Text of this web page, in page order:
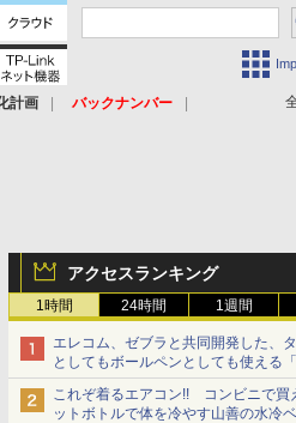
計画
バックナンバー
アクセスランキング
1時間 24時間 1週間
エレコム、ゼブラと共同開発した、
としてもボールペンとしても使える
スツーウェイ」発売 iPadにも紙に
えずに書き込める
これぞ着るエアコン!! コンビニで買
ットボトルで体を冷やす山善の水冷